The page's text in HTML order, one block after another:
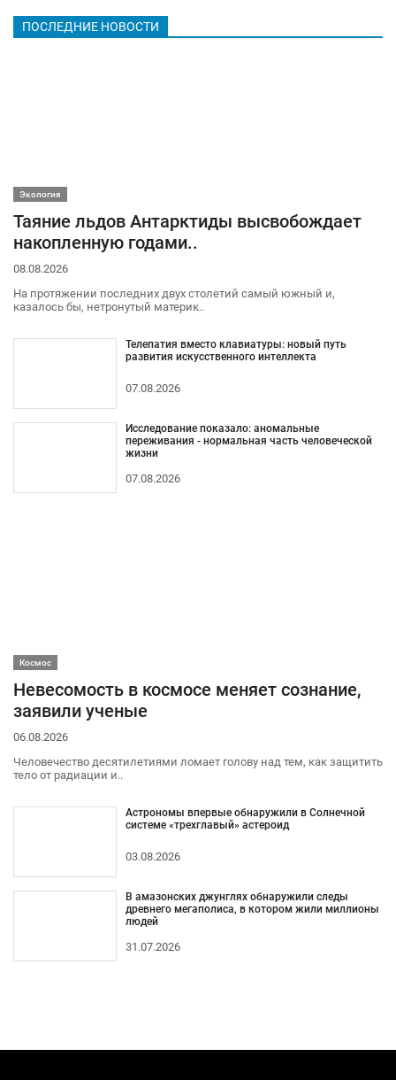
ПОСЛЕДНИЕ НОВОСТИ
Экология
Таяние льдов Антарктиды высвобождает
накопленную годами..
08.08.2026
На протяжении последних двух столетий самый южный и,
казалось бы, нетронутый материк..
Телепатия вместо клавиатуры: новый путь
развития искусственного интеллекта
07.08.2026
Исследование показало: аномальные
переживания - нормальная часть человеческой
жизни
07.08.2026
Космос
Невесомость в космосе меняет сознание,
заявили ученые
06.08.2026
Человечество десятилетиями ломает голову над тем, как защитить
тело от радиации и..
Астрономы впервые обнаружили в Солнечной
системе «трехглавый» астероид
03.08.2026
В амазонских джунглях обнаружили следы
древнего мегаполиса, в котором жили миллионы
людей
31.07.2026